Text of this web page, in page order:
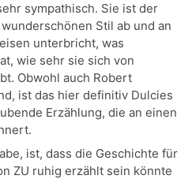
sympathisch. Sie ist der
Stil ab und an
unterbricht, was
wie sehr sie sich von
Obwohl auch Robert
ist das hier definitiv Dulcies
Erzählung, die an einen
ist, dass die Geschichte für
ZU ruhig erzählt sein könnte